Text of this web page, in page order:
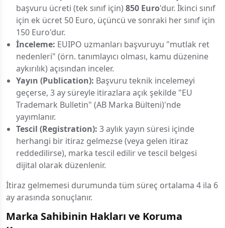
başvuru ücreti (tek sınıf için) 850 Euro'dur. İkinci sınıf
için ek ücret 50 Euro, üçüncü ve sonraki her sınıf için
150 Euro'dur.
İnceleme: EUIPO uzmanları başvuruyu "mutlak ret
nedenleri" (örn. tanımlayıcı olması, kamu düzenine
aykırılık) açısından inceler.
Yayın (Publication): Başvuru teknik incelemeyi
geçerse, 3 ay süreyle itirazlara açık şekilde "EU
Trademark Bulletin" (AB Marka Bülteni)'nde
yayımlanır.
Tescil (Registration): 3 aylık yayın süresi içinde
herhangi bir itiraz gelmezse (veya gelen itiraz
reddedilirse), marka tescil edilir ve tescil belgesi
dijital olarak düzenlenir.
İtiraz gelmemesi durumunda tüm süreç ortalama 4 ila 6
ay arasında sonuçlanır.
Marka Sahibinin Hakları ve Koruma